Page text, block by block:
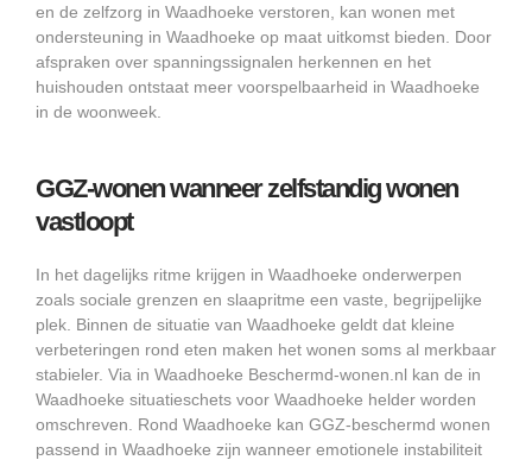
en de zelfzorg in Waadhoeke verstoren, kan wonen met
ondersteuning in Waadhoeke op maat uitkomst bieden. Door
afspraken over spanningssignalen herkennen en het
huishouden ontstaat meer voorspelbaarheid in Waadhoeke
in de woonweek.
GGZ-wonen wanneer zelfstandig wonen
vastloopt
In het dagelijks ritme krijgen in Waadhoeke onderwerpen
zoals sociale grenzen en slaapritme een vaste, begrijpelijke
plek. Binnen de situatie van Waadhoeke geldt dat kleine
verbeteringen rond eten maken het wonen soms al merkbaar
stabieler. Via in Waadhoeke Beschermd-wonen.nl kan de in
Waadhoeke situatieschets voor Waadhoeke helder worden
omschreven. Rond Waadhoeke kan GGZ-beschermd wonen
passend in Waadhoeke zijn wanneer emotionele instabiliteit